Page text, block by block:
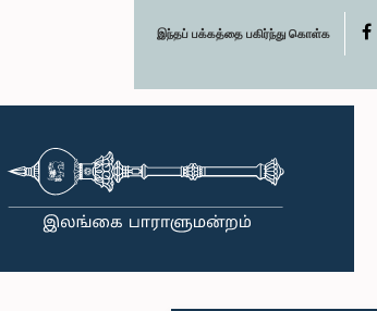
இந்தப் பக்கத்தை பகிர்ந்து கொள்க